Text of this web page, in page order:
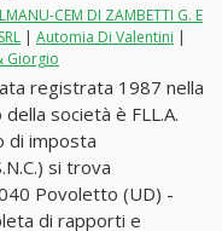
CEM DI ZAMBETTI G. E
| Automia Di Valentini |
Giorgio
registrata 1987 nella
società è FLL.A.
di imposta
si trova
Povoletto (UD) -
di rapporti e